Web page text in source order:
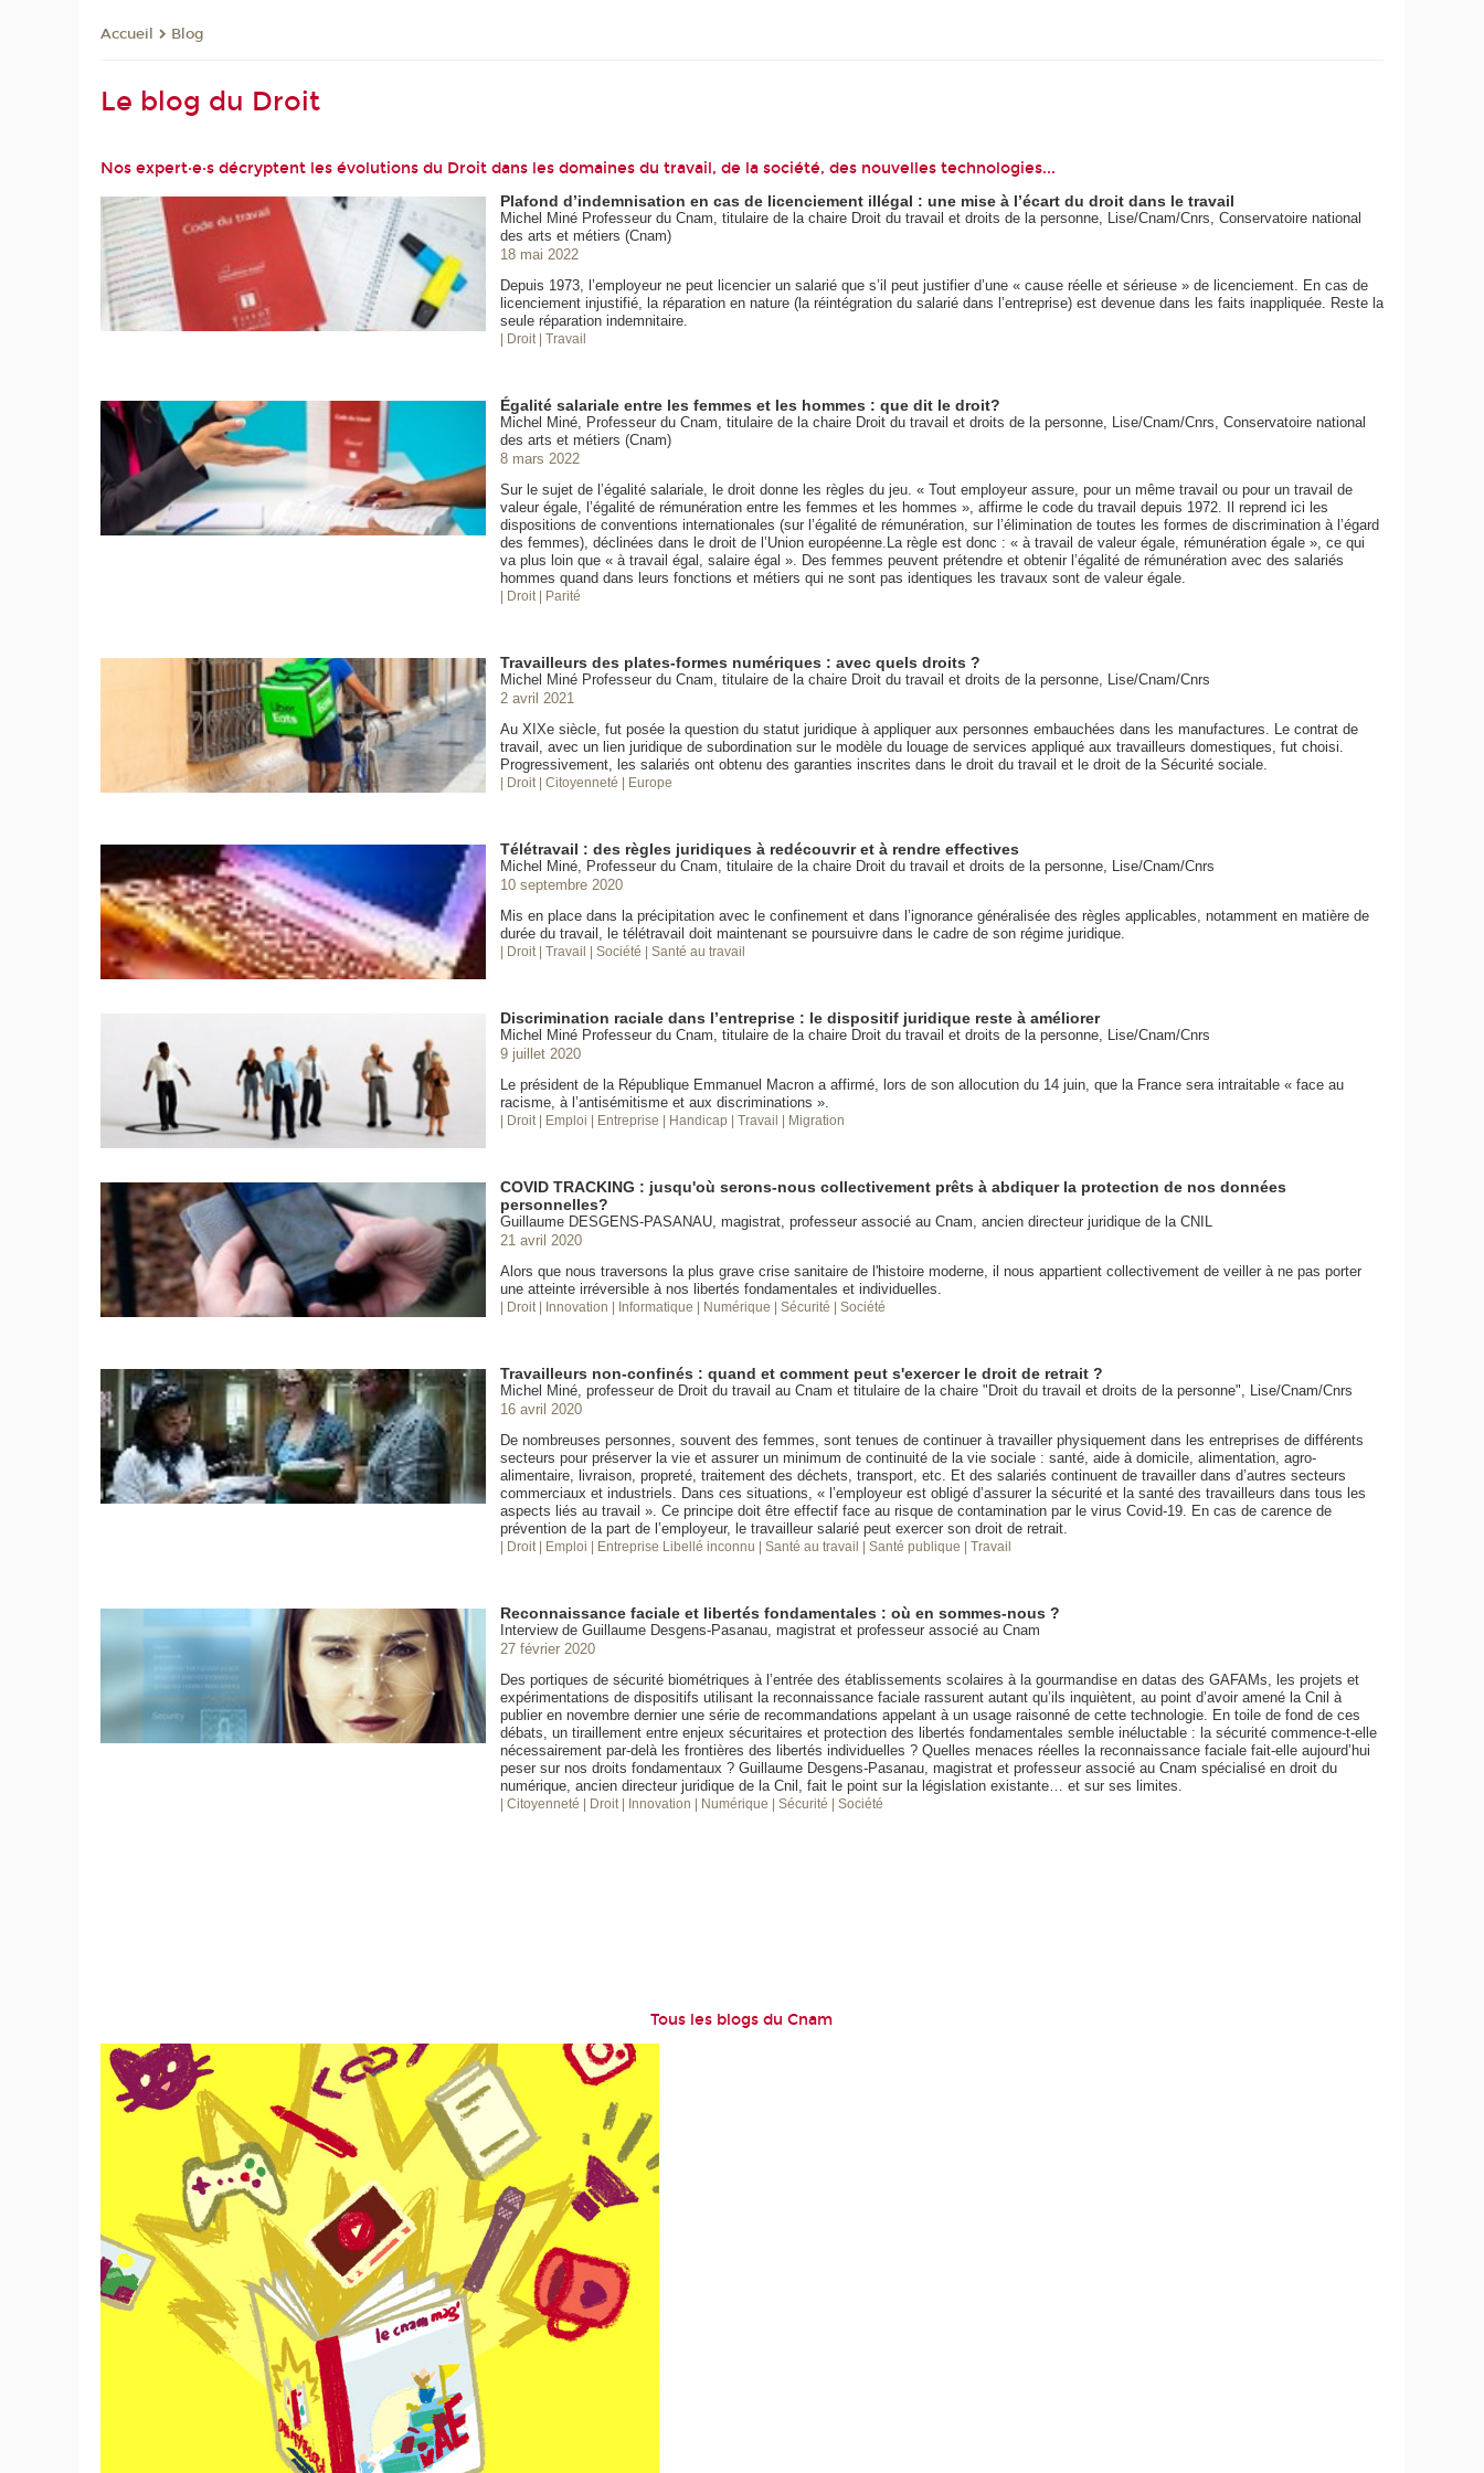
Accueil Blog
Le blog du Droit
Nos expert·e·s décryptent les évolutions du Droit dans les domaines du travail, de la société, des nouvelles technologies...
Plafond d’indemnisation en cas de licenciement illégal : une mise à l’écart du droit dans le travail
Michel Miné Professeur du Cnam, titulaire de la chaire Droit du travail et droits de la personne, Lise/Cnam/Cnrs, Conservatoire national
des arts et métiers (Cnam)
18 mai 2022
Depuis 1973, l’employeur ne peut licencier un salarié que s’il peut justifier d’une « cause réelle et sérieuse » de licenciement. En cas de
licenciement injustifié, la réparation en nature (la réintégration du salarié dans l’entreprise) est devenue dans les faits inappliquée. Reste la
seule réparation indemnitaire.
| Droit | Travail
Égalité salariale entre les femmes et les hommes : que dit le droit?
Michel Miné, Professeur du Cnam, titulaire de la chaire Droit du travail et droits de la personne, Lise/Cnam/Cnrs, Conservatoire national
des arts et métiers (Cnam)
8 mars 2022
Sur le sujet de l’égalité salariale, le droit donne les règles du jeu. « Tout employeur assure, pour un même travail ou pour un travail de
valeur égale, l’égalité de rémunération entre les femmes et les hommes », affirme le code du travail depuis 1972. Il reprend ici les
dispositions de conventions internationales (sur l’égalité de rémunération, sur l’élimination de toutes les formes de discrimination à l’égard
des femmes), déclinées dans le droit de l’Union européenne.La règle est donc : « à travail de valeur égale, rémunération égale », ce qui
va plus loin que « à travail égal, salaire égal ». Des femmes peuvent prétendre et obtenir l’égalité de rémunération avec des salariés
hommes quand dans leurs fonctions et métiers qui ne sont pas identiques les travaux sont de valeur égale.
| Droit | Parité
Travailleurs des plates-formes numériques : avec quels droits ?
Michel Miné Professeur du Cnam, titulaire de la chaire Droit du travail et droits de la personne, Lise/Cnam/Cnrs
2 avril 2021
Au XIXe siècle, fut posée la question du statut juridique à appliquer aux personnes embauchées dans les manufactures. Le contrat de
travail, avec un lien juridique de subordination sur le modèle du louage de services appliqué aux travailleurs domestiques, fut choisi.
Progressivement, les salariés ont obtenu des garanties inscrites dans le droit du travail et le droit de la Sécurité sociale.
| Droit | Citoyenneté | Europe
Télétravail : des règles juridiques à redécouvrir et à rendre effectives
Michel Miné, Professeur du Cnam, titulaire de la chaire Droit du travail et droits de la personne, Lise/Cnam/Cnrs
10 septembre 2020
Mis en place dans la précipitation avec le confinement et dans l’ignorance généralisée des règles applicables, notamment en matière de
durée du travail, le télétravail doit maintenant se poursuivre dans le cadre de son régime juridique.
| Droit | Travail | Société | Santé au travail
Discrimination raciale dans l’entreprise : le dispositif juridique reste à améliorer
Michel Miné Professeur du Cnam, titulaire de la chaire Droit du travail et droits de la personne, Lise/Cnam/Cnrs
9 juillet 2020
Le président de la République Emmanuel Macron a affirmé, lors de son allocution du 14 juin, que la France sera intraitable « face au
racisme, à l’antisémitisme et aux discriminations ».
| Droit | Emploi | Entreprise | Handicap | Travail | Migration
COVID TRACKING : jusqu'où serons-nous collectivement prêts à abdiquer la protection de nos données
personnelles?
Guillaume DESGENS-PASANAU, magistrat, professeur associé au Cnam, ancien directeur juridique de la CNIL
21 avril 2020
Alors que nous traversons la plus grave crise sanitaire de l'histoire moderne, il nous appartient collectivement de veiller à ne pas porter
une atteinte irréversible à nos libertés fondamentales et individuelles.
| Droit | Innovation | Informatique | Numérique | Sécurité | Société
Travailleurs non-confinés : quand et comment peut s'exercer le droit de retrait ?
Michel Miné, professeur de Droit du travail au Cnam et titulaire de la chaire "Droit du travail et droits de la personne", Lise/Cnam/Cnrs
16 avril 2020
De nombreuses personnes, souvent des femmes, sont tenues de continuer à travailler physiquement dans les entreprises de différents
secteurs pour préserver la vie et assurer un minimum de continuité de la vie sociale : santé, aide à domicile, alimentation, agro-
alimentaire, livraison, propreté, traitement des déchets, transport, etc. Et des salariés continuent de travailler dans d’autres secteurs
commerciaux et industriels. Dans ces situations, « l’employeur est obligé d’assurer la sécurité et la santé des travailleurs dans tous les
aspects liés au travail ». Ce principe doit être effectif face au risque de contamination par le virus Covid-19. En cas de carence de
prévention de la part de l’employeur, le travailleur salarié peut exercer son droit de retrait.
| Droit | Emploi | Entreprise Libellé inconnu | Santé au travail | Santé publique | Travail
Reconnaissance faciale et libertés fondamentales : où en sommes-nous ?
Interview de Guillaume Desgens-Pasanau, magistrat et professeur associé au Cnam
27 février 2020
Des portiques de sécurité biométriques à l’entrée des établissements scolaires à la gourmandise en datas des GAFAMs, les projets et
expérimentations de dispositifs utilisant la reconnaissance faciale rassurent autant qu’ils inquiètent, au point d’avoir amené la Cnil à
publier en novembre dernier une série de recommandations appelant à un usage raisonné de cette technologie. En toile de fond de ces
débats, un tiraillement entre enjeux sécuritaires et protection des libertés fondamentales semble inéluctable : la sécurité commence-t-elle
nécessairement par-delà les frontières des libertés individuelles ? Quelles menaces réelles la reconnaissance faciale fait-elle aujourd’hui
peser sur nos droits fondamentaux ? Guillaume Desgens-Pasanau, magistrat et professeur associé au Cnam spécialisé en droit du
numérique, ancien directeur juridique de la Cnil, fait le point sur la législation existante… et sur ses limites.
| Citoyenneté | Droit | Innovation | Numérique | Sécurité | Société
Tous les blogs du Cnam